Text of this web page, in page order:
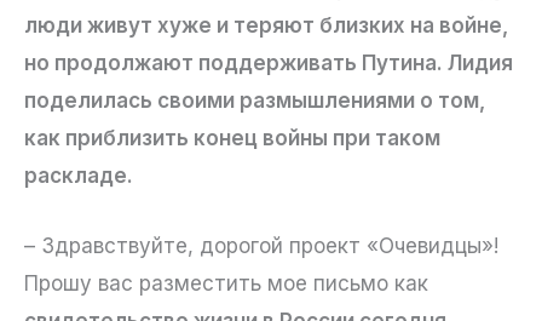
люди живут хуже и теряют близких на войне,
но продолжают поддерживать Путина. Лидия
поделилась своими размышлениями о том,
как приблизить конец войны при таком
раскладе.
– Здравствуйте, дорогой проект «Очевидцы»!
Прошу вас разместить мое письмо как